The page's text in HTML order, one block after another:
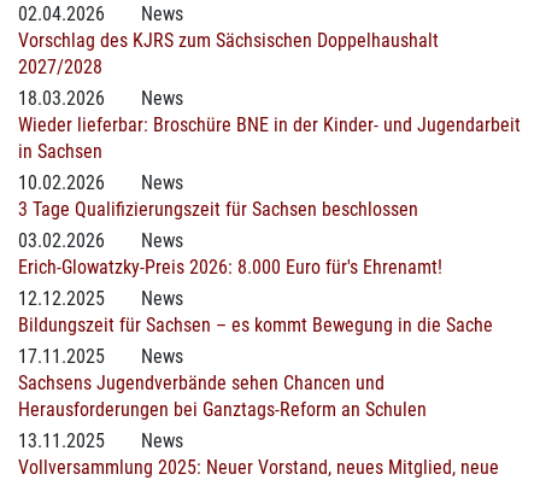
02.04.2026
News
Vorschlag des KJRS zum Sächsischen Doppelhaushalt
2027/2028
18.03.2026
News
Wieder lieferbar: Broschüre BNE in der Kinder- und Jugendarbeit
in Sachsen
10.02.2026
News
3 Tage Qualifizierungszeit für Sachsen beschlossen
03.02.2026
News
Erich-Glowatzky-Preis 2026: 8.000 Euro für's Ehrenamt!
12.12.2025
News
Bildungszeit für Sachsen – es kommt Bewegung in die Sache
17.11.2025
News
Sachsens Jugendverbände sehen Chancen und
Herausforderungen bei Ganztags-Reform an Schulen
13.11.2025
News
Vollversammlung 2025: Neuer Vorstand, neues Mitglied, neue